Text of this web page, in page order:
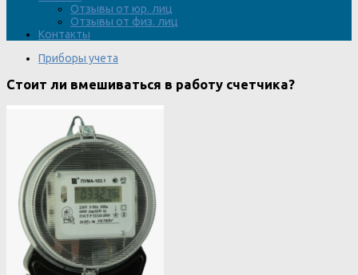
Отзывы от юр. лиц
Отзывы от физ. лиц
Контакты
Приборы учета
Стоит ли вмешиваться в работу счетчика?